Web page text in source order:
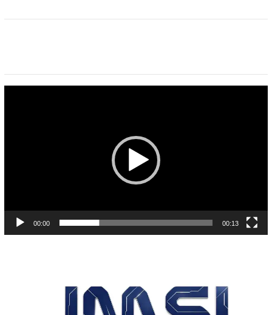
00:00 00:13